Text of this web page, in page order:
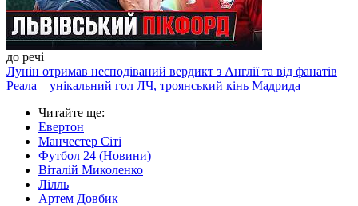
до речі
Лунін отримав несподіваний вердикт з Англії та від фанатів
Реала – унікальний гол ЛЧ, троянський кінь Мадрида
Читайте ще:
Евертон
Манчестер Сіті
Футбол 24 (Новини)
Віталій Миколенко
Лілль
Артем Довбик